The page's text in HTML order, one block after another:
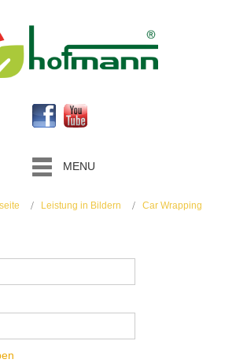
MENU
Leistung in Bildern
Car Wrapping